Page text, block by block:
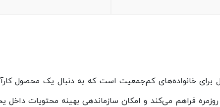
برای خانواده‌های کم‌جمعیت است که به دنبال یک محصول
روزمره فراهم می‌کند و امکان سازماندهی بهینه محتویات